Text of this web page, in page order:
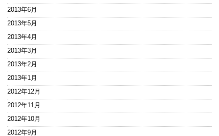
2013年6月
2013年5月
2013年4月
2013年3月
2013年2月
2013年1月
2012年12月
2012年11月
2012年10月
2012年9月